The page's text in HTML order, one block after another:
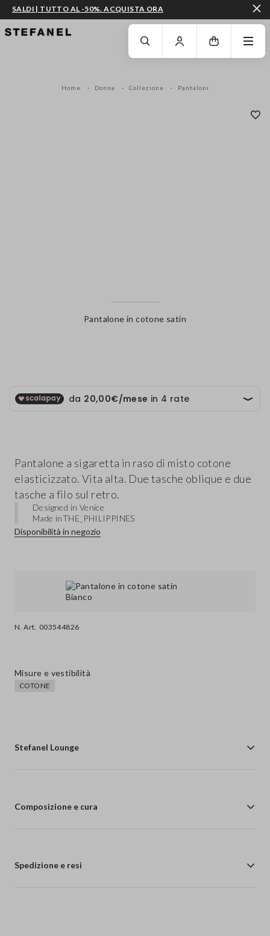
VAI AL CONTENUTO PRINCIPALE SCENDI AL FONDO DELLA PAGINA
SALDI | TUTTO AL -50%. ACQUISTA ORA
Home Donna Collezione Pantaloni
Pantalone in cotone satin
N. Art. 003544826
Pantalone a sigaretta in raso di misto cotone
elasticizzato. Vita alta. Due tasche oblique e due
tasche a filo sul retro.
Designed in Venice
Made inTHE_PHILIPPINES
Disponibilità in negozio
Misure e vestibilità
COTONE
Stefanel Lounge
Composizione e cura
Spedizione e resi